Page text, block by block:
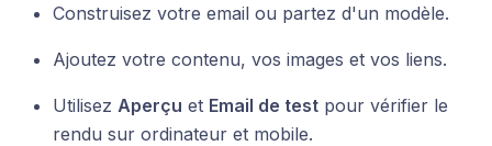
Construisez votre email ou partez d'un modèle.
Ajoutez votre contenu, vos images et vos liens.
Utilisez Aperçu et Email de test pour vérifier le
rendu sur ordinateur et mobile.